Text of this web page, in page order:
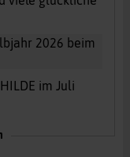
2026 beim
im Juli